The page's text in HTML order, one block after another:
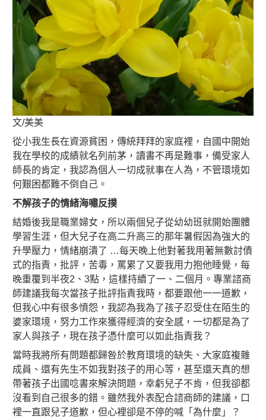
文/美美
從小我生長在資源貧困，傳統拜拜的家庭裡，自國中開始
我在學校的成績就名列前茅，讀書不再是難事，備受家人
師長的肯定，我認為個人一切成就事在人為，不管環境如
何艱困都難不倒自己。
不解孩子的情緒海嘯反撲
結婚後我是職業婦女，所以兩個兒子從幼幼班就開始團體
學習生涯，但大兒子在高二升高三的那年暑假因為強大的
升學壓力，情緒崩潰了 …每天晚上他對著我用著無數討債
式的指責，批評，苦毒，罵累了又要我用力抱他睡覺，每
晚重覆到半夜2、3點， 這樣持續了一、二個月。專業諮商
師建議我每次當孩子批評指責我時，都要跟他一一道歉，
但我心中有很多憤怨，我認為我為了孩子忍受住在陌生的
婆家環境，努力工作來獲得經濟的安全感，一切都是為了
家人與孩子，現在孩子憑什麼可以如此指責我？
當時我將所有問題都歸咎於教育環境的缺失、大家庭複雜
成員、還有先生不如我對孩子的用心等，甚至還天真的想
帶著孩子出國唸書來解決問題，幸虧兒子不肯，但我卻都
沒看到自己很多的錯。雖然我外表配合諮商師的建議，口
裡一直跟兒子道歉，但心裡卻是不停的喊「為什麼」？